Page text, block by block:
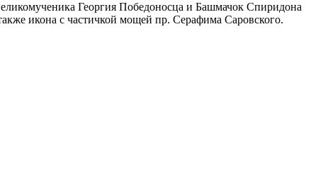
Георгия Победоносца и Башмачок Спиридона
икона с частичкой мощей пр. Серафима Саровского.